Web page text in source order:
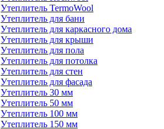
Утеплитель TermoWool
Утеплитель для бани
Утеплитель для каркасного дома
Утеплитель для крыши
Утеплитель для пола
Утеплитель для потолка
Утеплитель для стен
Утеплитель для фасада
Утеплитель 30 мм
Утеплитель 50 мм
Утеплитель 100 мм
Утеплитель 150 мм